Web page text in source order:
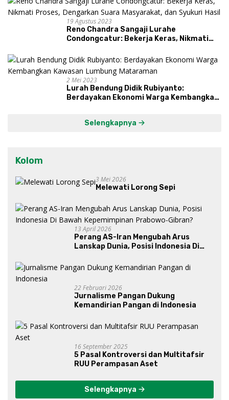
19 Agustus 2023
Reno Chandra Sangaji Lurahe
Condongcatur: Bekerja Keras, Nikmati
dan Syukuri Hasil
2 Mei 2023
Lurah Bendung Didik Rubiyanto:
Berdayakan Ekonomi Warga Kembangkan
Selengkapnya
Kolom
3 Mei 2026
Melewati Lorong Sepi
13 April 2026
Perang AS-Iran Mengubah Arus
Lanskap Dunia, Posisi Indonesia Di
Gibran?
22 Februari 2026
Jurnalisme Pangan Dukung
Kemandirian Pangan di Indonesia
16 September 2025
5 Pasal Kontroversi dan Multitafsir
RUU Perampasan Aset
Selengkapnya